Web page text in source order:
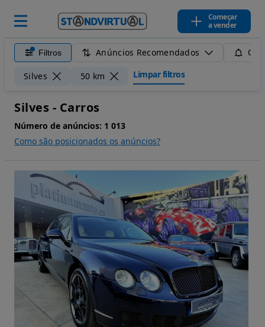
Começar
a vender
Filtros Anúncios Recomendados
Silves 50 km Limpar filtros
Silves - Carros
Número de anúncios: 1 013
Como são posicionados os anúncios?